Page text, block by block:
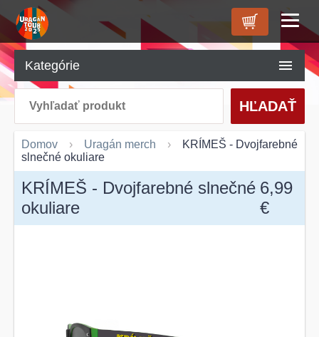
O NÁS
PRODUKTY
KONTAKT
Kategórie
HĽADAŤ
Domov Uragán merch
KRÍMEŠ - Dvojfarebné
slnečné okuliare
KRÍMEŠ - Dvojfarebné slnečné
okuliare
6,99
€